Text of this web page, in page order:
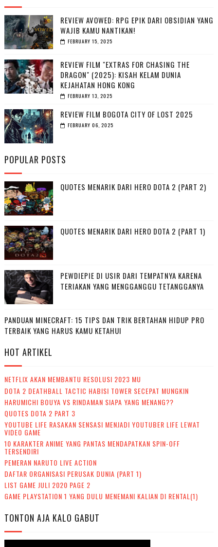
REVIEW AVOWED: RPG EPIK DARI OBSIDIAN YANG
WAJIB KAMU NANTIKAN!
FEBRUARY 15, 2025
REVIEW FILM "EXTRAS FOR CHASING THE
DRAGON" (2025): KISAH KELAM DUNIA
KEJAHATAN HONG KONG
FEBRUARY 13, 2025
REVIEW FILM BOGOTA CITY OF LOST 2025
FEBRUARY 06, 2025
POPULAR POSTS
QUOTES MENARIK DARI HERO DOTA 2 (PART 2)
QUOTES MENARIK DARI HERO DOTA 2 (PART 1)
PEWDIEPIE DI USIR DARI TEMPATNYA KARENA
TERIAKAN YANG MENGGANGGU TETANGGANYA
PANDUAN MINECRAFT: 15 TIPS DAN TRIK BERTAHAN HIDUP PRO
TERBAIK YANG HARUS KAMU KETAHUI
HOT ARTIKEL
NETFLIX AKAN MEMBANTU RESOLUSI 2023 MU
DOTA 2 DEATHBALL TACTIC HABISI TOWER SECEPAT MUNGKIN
HARUMICHI BOUYA VS RINDAMAN SIAPA YANG MENANG??
QUOTES DOTA 2 PART 3
YOUTUBE LIFE RASAKAN SENSASI MENJADI YOUTUBER LIFE LEWAT
VIDEO GAME
10 KARAKTER ANIME YANG PANTAS MENDAPATKAN SPIN-OFF
TERSENDIRI
PEMERAN NARUTO LIVE ACTION
DAFTAR ORGANISASI PERUSAK DUNIA (PART 1)
LIST GAME JULI 2020 PAGE 2
GAME PLAYSTATION 1 YANG DULU MENEMANI KALIAN DI RENTAL(1)
TONTON AJA KALO GABUT